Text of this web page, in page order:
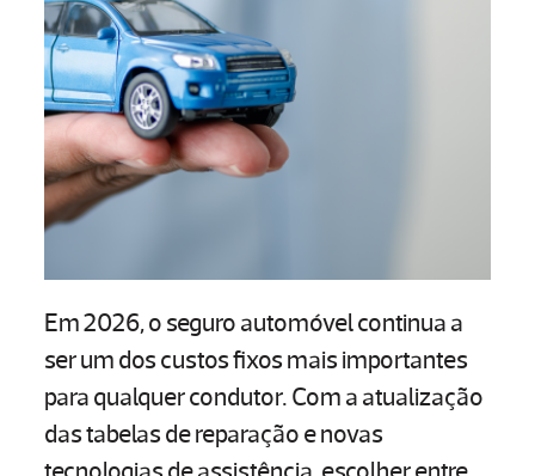
Em 2026, o seguro automóvel continua a
ser um dos custos fixos mais importantes
para qualquer condutor. Com a atualização
das tabelas de reparação e novas